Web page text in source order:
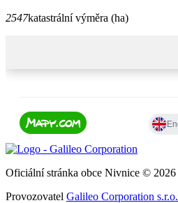
2547katastrální výměra (ha)
Oficiální stránka obce Nivnice © 2026
Provozovatel Galileo Corporation s.r.o.